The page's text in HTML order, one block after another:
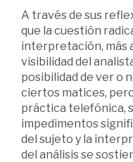
A través de sus
que la cuestión
interpretación, más
visibilidad del
posibilidad de ver o
ciertos matices,
práctica telefónica,
impedimentos
del sujeto y la
del análisis se